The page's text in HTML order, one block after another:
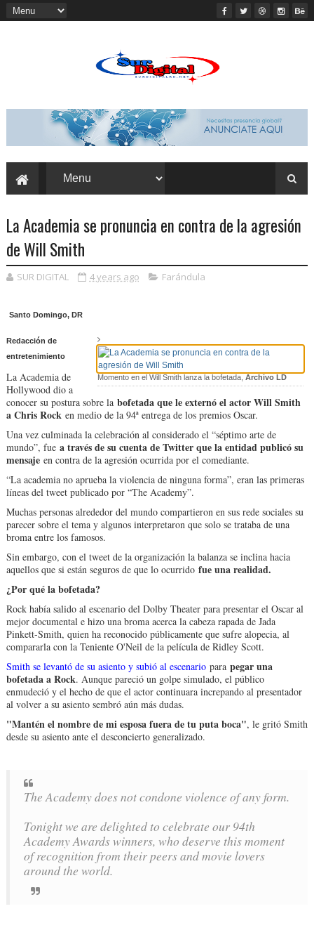
La Academia se pronuncia en contra de la agresión
de Will Smith
SUR DIGITAL 4 years ago Farándula
Santo Domingo, DR
Momento en el Will Smith lanza la bofetada, Archivo LD
Redacción de
entretenimiento
La Academia de
Hollywood dio a
conocer su postura sobre la bofetada que le externó el actor Will Smith
a Chris Rocken medio de la 94ª entrega de los premios Oscar.
Una vez culminada la celebración al considerado el “séptimo arte de
mundo”, fue a través de su cuenta de Twitter que la entidad publicó su
mensajeen contra de la agresión ocurrida por el comediante.
“La academia no aprueba la violencia de ninguna forma”, eran las primeras
líneas del tweet publicado por “The Academy”.
Muchas personas alrededor del mundo compartieron en sus rede sociales su
parecer sobre el tema y algunos interpretaron que solo se trataba de una
broma entre los famosos.
Sin embargo, con el tweet de la organización la balanza se inclina hacia
aquellos que si están seguros de que lo ocurridofue una realidad.
¿Por qué la bofetada?
Rock había salido al escenario del Dolby Theater para presentar el Oscar al
mejor documental e hizo una broma acerca la cabeza rapada de Jada
Pinkett-Smith, quien ha reconocido públicamente que sufre alopecia, al
compararla con la Teniente O'Neil de la película de Ridley Scott.
Smith se levantó de su asiento y subió al escenario para pegar una
bofetada a Rock. Aunque pareció un golpe simulado, el público
enmudeció y el hecho de que el actor continuara increpando al presentador
al volver a su asiento sembró aún más dudas.
"Mantén el nombre de mi esposa fuera de tu puta boca", le gritó Smith
desde su asiento ante el desconcierto generalizado.
The Academy does not condone violence of any form.
Tonight we are delighted to celebrate our 94th
Academy Awards winners, who deserve this moment
of recognition from their peers and movie lovers
around the world.